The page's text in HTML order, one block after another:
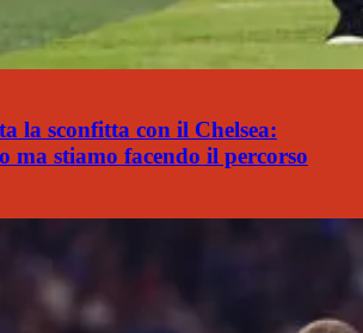
la sconfitta con il Chelsea:
ma stiamo facendo il percorso